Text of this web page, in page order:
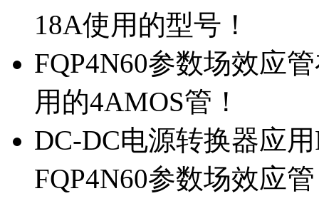
18A使用的型号！
FQP4N60参数场效应
用的4AMOS管！
DC-DC电源转换器应
FQP4N60参数场效应